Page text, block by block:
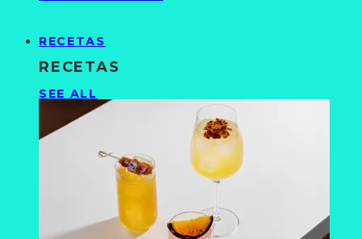
RECETAS
RECETAS
SEE ALL